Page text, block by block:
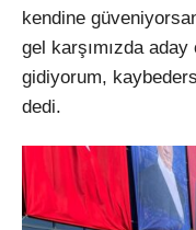
kendine
gel karşımızda
gidiyorum,
dedi.